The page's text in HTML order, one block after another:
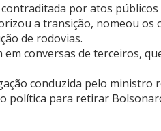
por atos
a transição, nomeou os
de rodovias.
conversas de terceiros,
conduzida pelo ministro
política para retirar